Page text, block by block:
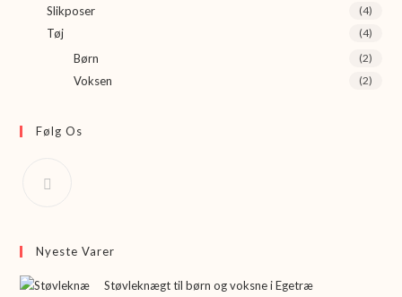
Slikposer (4)
Tøj (4)
Børn (2)
Voksen (2)
Følg Os
Nyeste Varer
Støvleknægt til børn og voksne i Egetræ